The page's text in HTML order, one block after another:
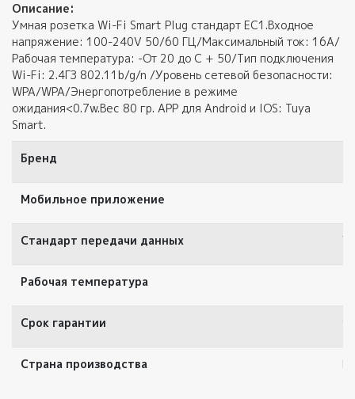
Описание:
Умная розетка Wi-Fi Smart Plug стандарт ЕС1.Входное
напряжение: 100-240V 50/60 ГЦ/Максимальный ток: 16А/
Рабочая температура: -От 20 до С + 50/Тип подключения
Wi-Fi: 2.4ГЗ 802.11b/g/n /Уровень сетевой безопасности:
WPA/WPA/Энергопотребление в режиме
ожидания<0.7w.Вес 80 гр. APP для Android и IOS: Tuya
Smart.
Бренд
Мобильное приложение
Стандарт передачи данных
Рабочая температура
Срок гарантии
Страна производства